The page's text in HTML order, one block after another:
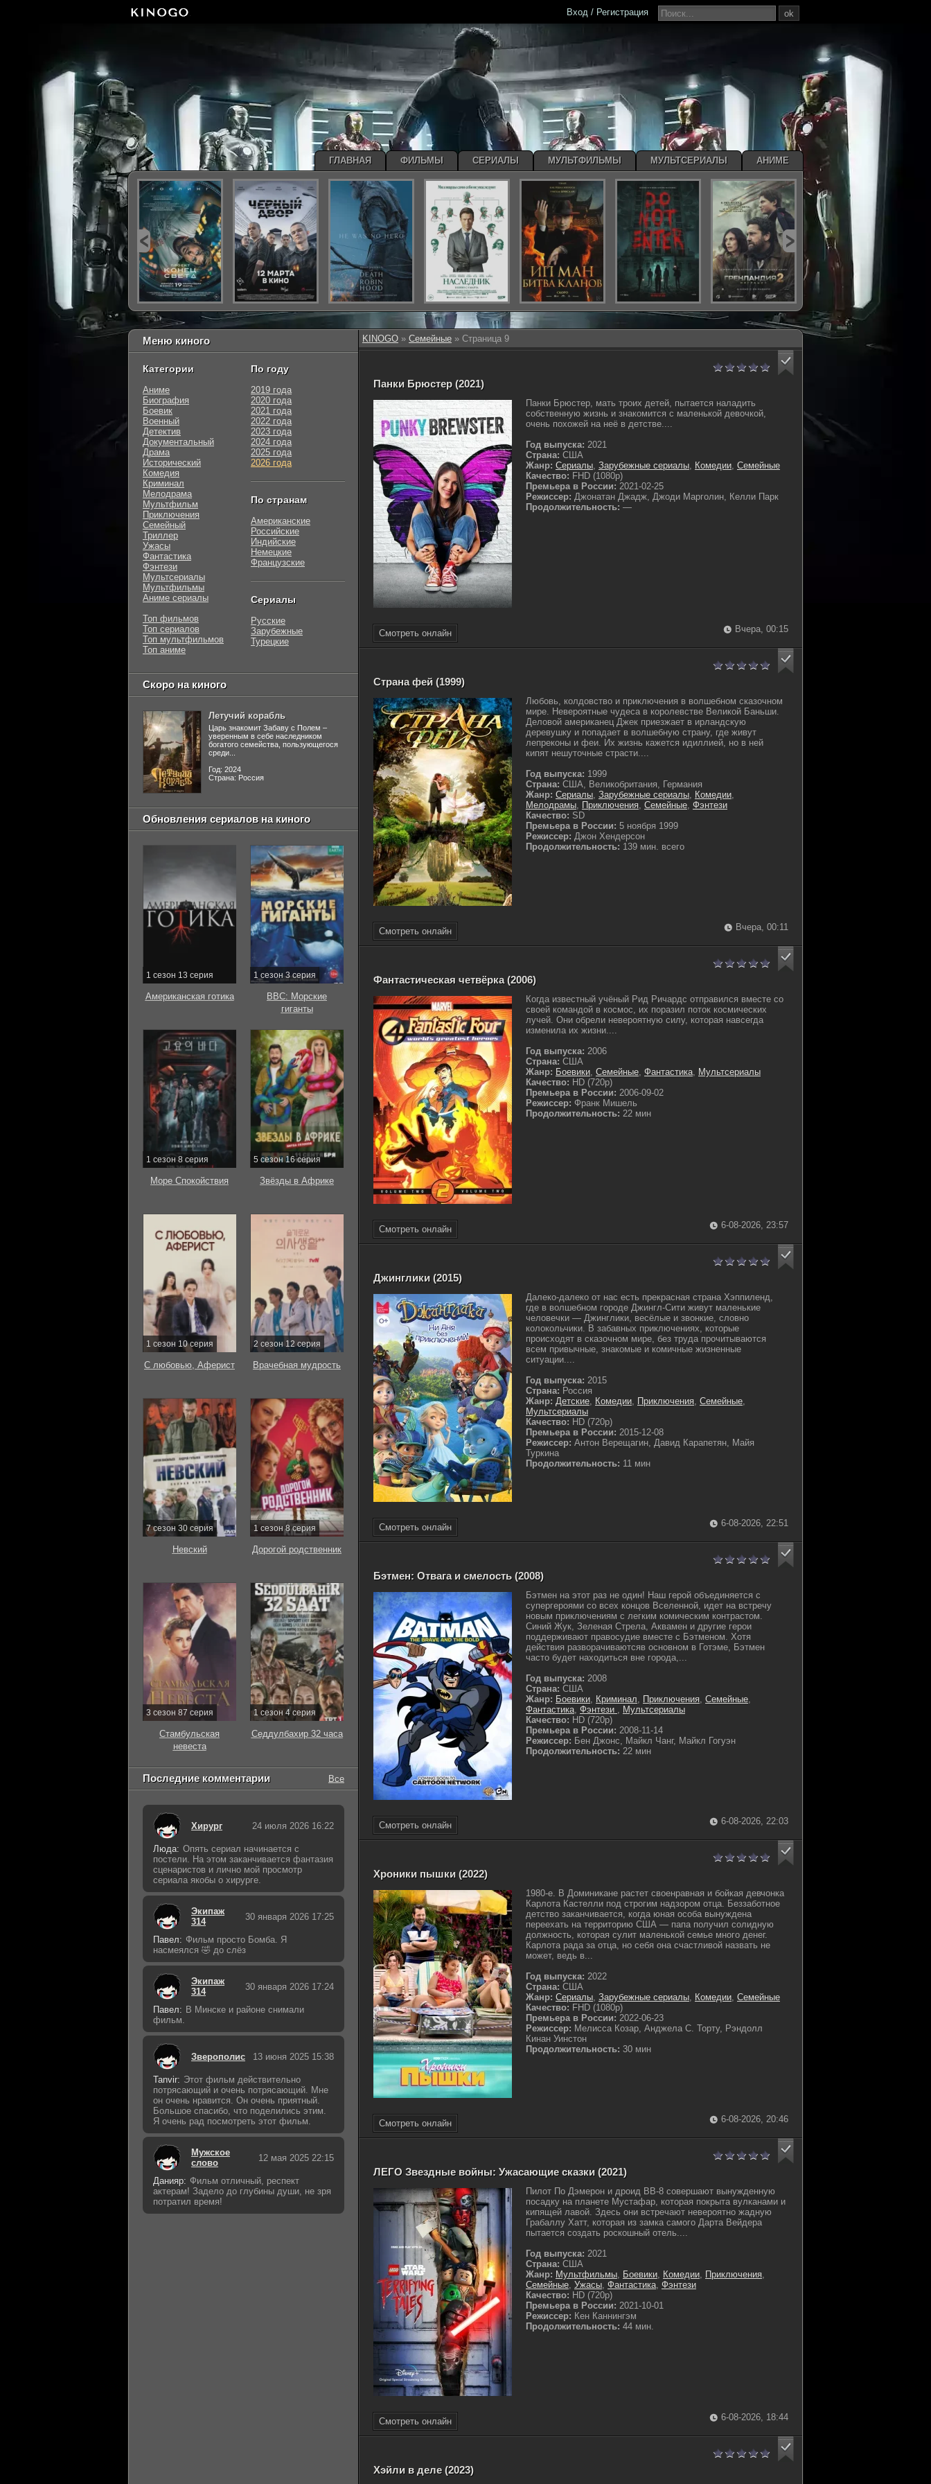
KINOGO » Семейные » Страница 9
Панки Брюстер (2021)
Панки Брюстер, мать троих детей, пытается наладить
собственную жизнь и знакомится с маленькой девочкой,
очень похожей на неё в детстве....
Год выпуска: 2021
Страна: США
Жанр: Сериалы, Зарубежные сериалы, Комедии, Семейные
Качество: FHD (1080p)
Премьера в России: 2021-02-25
Режиссер: Джонатан Джадж, Джоди Марголин, Келли Парк
Продолжительность: —
Смотреть онлайн Вчера, 00:15
Страна фей (1999)
Любовь, колдовство и приключения в волшебном сказочном
мире. Невероятные чудеса в королевстве Великой Баньши.
Деловой американец Джек приезжает в ирландскую
деревушку и попадает в волшебную страну, где живут
лепреконы и феи. Их жизнь кажется идиллией, но в ней
кипят нешуточные страсти....
Год выпуска: 1999
Страна: США, Великобритания, Германия
Жанр: Сериалы, Зарубежные сериалы, Комедии,
Мелодрамы, Приключения, Семейные, Фэнтези
Качество: SD
Премьера в России: 5 ноября 1999
Режиссер: Джон Хендерсон
Продолжительность: 139 мин. всего
Смотреть онлайн Вчера, 00:11
Фантастическая четвёрка (2006)
Когда известный учёный Рид Ричардс отправился вместе со
своей командой в космос, их поразил поток космических
лучей. Они обрели невероятную силу, которая навсегда
изменила их жизни....
Год выпуска: 2006
Страна: США
Жанр: Боевики, Семейные, Фантастика, Мультсериалы
Качество: HD (720p)
Премьера в России: 2006-09-02
Режиссер: Франк Мишель
Продолжительность: 22 мин
Смотреть онлайн 6-08-2026, 23:57
Джинглики (2015)
Далеко-далеко от нас есть прекрасная страна Хэппиленд,
где в волшебном городе Джингл-Сити живут маленькие
человечки — Джинглики, весёлые и звонкие, словно
колокольчики. В забавных приключениях, которые
происходят в сказочном мире, без труда прочитываются
всем привычные, знакомые и комичные жизненные
ситуации....
Год выпуска: 2015
Страна: Россия
Жанр: Детские, Комедии, Приключения, Семейные,
Мультсериалы
Качество: HD (720p)
Премьера в России: 2015-12-08
Режиссер: Антон Верещагин, Давид Карапетян, Майя
Туркина
Продолжительность: 11 мин
Смотреть онлайн 6-08-2026, 22:51
Бэтмен: Отвага и смелость (2008)
Бэтмен на этот раз не один! Наш герой объединяется с
супергероями со всех концов Вселенной, идет на встречу
новым приключениям с легким комическим контрастом.
Синий Жук, Зеленая Стрела, Аквамен и другие герои
поддерживают правосудие вместе с Бэтменом. Хотя
действия разворачиваютсяв основном в Готэме, Бэтмен
часто будет находиться вне города,...
Год выпуска: 2008
Страна: США
Жанр: Боевики, Криминал, Приключения, Семейные,
Фантастика, Фэнтези , Мультсериалы
Качество: HD (720p)
Премьера в России: 2008-11-14
Режиссер: Бен Джонс, Майкл Чанг, Майкл Гогуэн
Продолжительность: 22 мин
Смотреть онлайн 6-08-2026, 22:03
Хроники пышки (2022)
1980-е. В Доминикане растет своенравная и бойкая девчонка
Карлота Кастелли под строгим надзором отца. Беззаботное
детство заканчивается, когда юная особа вынуждена
переехать на территорию США — папа получил солидную
должность, которая сулит маленькой семье много денег.
Карлота рада за отца, но себя она счастливой назвать не
может, ведь в...
Год выпуска: 2022
Страна: США
Жанр: Сериалы, Зарубежные сериалы, Комедии, Семейные
Качество: FHD (1080p)
Премьера в России: 2022-06-23
Режиссер: Мелисса Козар, Анджела С. Торту, Рэндолл
Кинан Уинстон
Продолжительность: 30 мин
Смотреть онлайн 6-08-2026, 20:46
ЛЕГО Звездные войны: Ужасающие сказки (2021)
Пилот По Дэмерон и дроид BB-8 совершают вынужденную
посадку на планете Мустафар, которая покрыта вулканами и
кипящей лавой. Здесь они встречают невероятно жадную
Грабаллу Хатт, которая из замка самого Дарта Вейдера
пытается создать роскошный отель....
Год выпуска: 2021
Страна: США
Жанр: Мультфильмы, Боевики, Комедии, Приключения,
Семейные, Ужасы, Фантастика, Фэнтези
Качество: HD (720p)
Премьера в России: 2021-10-01
Режиссер: Кен Каннингэм
Продолжительность: 44 мин.
Смотреть онлайн 6-08-2026, 18:44
Хэйли в деле (2023)
Меню киного
Категории
Аниме
Биография
Боевик
Военный
Детектив
Документальный
Драма
Исторический
Комедия
Криминал
Мелодрама
Мультфильм
Приключения
Семейный
Триллер
Ужасы
Фантастика
Фэнтези
Мультсериалы
Мультфильмы
Аниме сериалы
Топ фильмов
Топ сериалов
Топ мультфильмов
Топ аниме
По году
2019 года
2020 года
2021 года
2022 года
2023 года
2024 года
2025 года
2026 года
По странам
Американские
Российские
Индийские
Немецкие
Французские
Сериалы
Русские
Зарубежные
Турецкие
Скоро на киного
Летучий корабль
Царь знакомит Забаву с Полем –
уверенным в себе наследником
богатого семейства, пользующегося
среди...
Год: 2024
Страна: Россия
Обновления сериалов на киного
1 сезон 13 серия
Американская готика
1 сезон 3 серия
BBC: Морские
гиганты
1 сезон 8 серия
Море Спокойствия
5 сезон 16 серия
Звёзды в Африке
1 сезон 10 серия
С любовью, Аферист
2 сезон 12 серия
Врачебная мудрость
7 сезон 30 серия
Невский
1 сезон 8 серия
Дорогой родственник
3 сезон 87 серия
Стамбульская
невеста
1 сезон 4 серия
Седдулбахир 32 часа
Последние комментарии Все
Хирург 24 июля 2026 16:22
Люда: Опять сериал начинается с
постели. На этом заканчивается фантазия
сценаристов и лично мой просмотр
сериала якобы о хирурге.
Экипаж
314
30 января 2026 17:25
Павел: Фильм просто Бомба. Я
насмеялся 🤣 до слёз
Экипаж
314
30 января 2026 17:24
Павел: В Минске и районе снимали
фильм.
Зверополис 13 июня 2025 15:38
Tanvir: Этот фильм действительно
потрясающий и очень потрясающий. Мне
он очень нравится. Он очень приятный.
Большое спасибо, что поделились этим.
Я очень рад посмотреть этот фильм.
Мужское
слово
12 мая 2025 22:15
Данияр: Фильм отличный, респект
актерам! Задело до глубины души, не зря
потратил время!
ok
Вход / Регистрация
ГЛАВНАЯ ФИЛЬМЫ СЕРИАЛЫ МУЛЬТФИЛЬМЫ МУЛЬТСЕРИАЛЫ АНИМЕ